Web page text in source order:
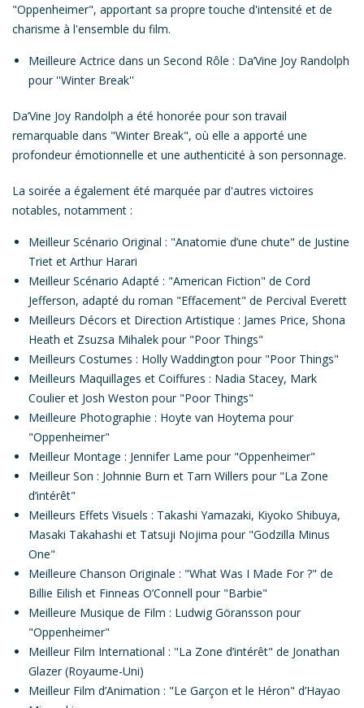
"Oppenheimer", apportant sa propre touche d'intensité et de
charisme à l'ensemble du film.
Meilleure Actrice dans un Second Rôle : Da’Vine Joy Randolph
pour ''Winter Break''
Da’Vine Joy Randolph a été honorée pour son travail
remarquable dans "Winter Break", où elle a apporté une
profondeur émotionnelle et une authenticité à son personnage.
La soirée a également été marquée par d'autres victoires
notables, notamment :
Meilleur Scénario Original : "Anatomie d’une chute" de Justine
Triet et Arthur Harari
Meilleur Scénario Adapté : "American Fiction" de Cord
Jefferson, adapté du roman "Effacement" de Percival Everett
Meilleurs Décors et Direction Artistique : James Price, Shona
Heath et Zsuzsa Mihalek pour "Poor Things"
Meilleurs Costumes : Holly Waddington pour "Poor Things"
Meilleurs Maquillages et Coiffures : Nadia Stacey, Mark
Coulier et Josh Weston pour "Poor Things"
Meilleure Photographie : Hoyte van Hoytema pour
"Oppenheimer"
Meilleur Montage : Jennifer Lame pour "Oppenheimer"
Meilleur Son : Johnnie Burn et Tarn Willers pour "La Zone
d’intérêt"
Meilleurs Effets Visuels : Takashi Yamazaki, Kiyoko Shibuya,
Masaki Takahashi et Tatsuji Nojima pour "Godzilla Minus
One"
Meilleure Chanson Originale : "What Was I Made For ?" de
Billie Eilish et Finneas O’Connell pour "Barbie"
Meilleure Musique de Film : Ludwig Göransson pour
"Oppenheimer"
Meilleur Film International : "La Zone d’intérêt" de Jonathan
Glazer (Royaume-Uni)
Meilleur Film d’Animation : "Le Garçon et le Héron" d’Hayao